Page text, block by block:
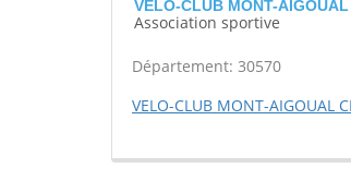
VELO-CLUB MONT-
Association sportive
Département: 30570
VELO-CLUB MONT-AIGOUAL